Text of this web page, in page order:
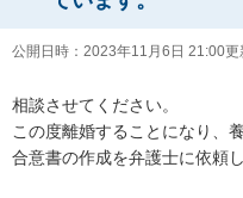
公開日時： 2023年11月6日 21:00更
相談させてください。
この度離婚することになり、
合意書の作成を弁護士に依頼し